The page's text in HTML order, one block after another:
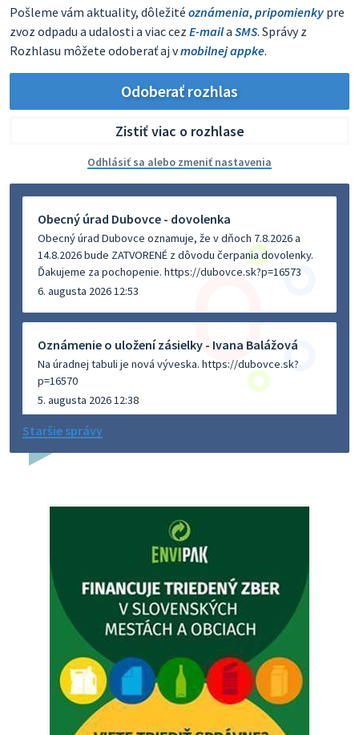
Pošleme vám aktuality, dôležité oznámenia, pripomienky pre
zvoz odpadu a udalosti a viac cez E-maila SMS. Správy z
Rozhlasu môžete odoberať aj vmobilnej appke.
Odoberať rozhlas
Zistiť viac o rozhlase
Odhlásiť sa alebo zmeniť nastavenia
Obecný úrad Dubovce - dovolenka
Obecný úrad Dubovce oznamuje, že v dňoch 7.8.2026 a
14.8.2026 bude ZATVORENÉ z dôvodu čerpania dovolenky.
Ďakujeme za pochopenie. https://dubovce.sk?p=16573
6. augusta 2026 12:53
Oznámenie o uložení zásielky - Ivana Balážová
Na úradnej tabuli je nová výveska. https://dubovce.sk?
p=16570
5. augusta 2026 12:38
Dovolenka - MUDr. Marián Sivoň
budeZATVORENÁ z dôvodu čerpania dovolenky. Akútne
prípady bude riešiť MUDr.Fisch…
Zajtrajší zvoz odpadu
Vážený občan, zajtra 5. 8. sa bude zvážať komunálny odpad.
4. augusta 2026 15:30
Dnešný zvoz odpadu
Vážený občan, dnes 5. 8. sa zváža komunálny odpad.
5. augusta 2026 05:00
Staršie správy